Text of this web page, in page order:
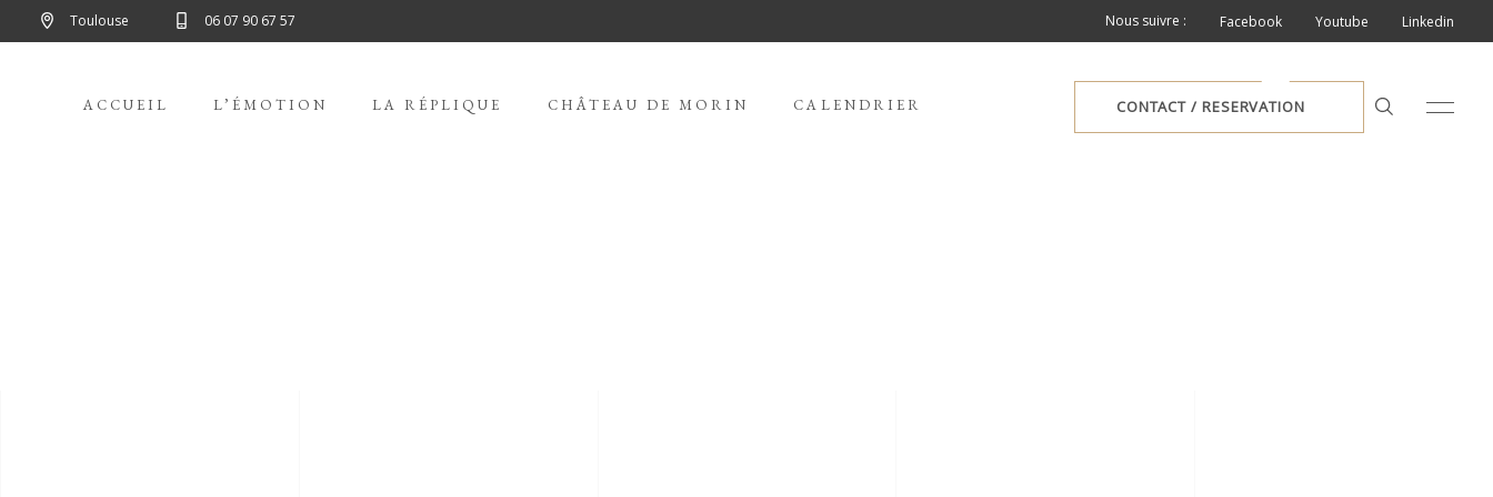
Toulouse 06 07 90 67 57 Nous suivre : Facebook Youtube Linkedin
ACCUEIL L’ÉMOTION LA RÉPLIQUE CHÂTEAU DE MORIN CALENDRIER CONTACT / RESERVATION